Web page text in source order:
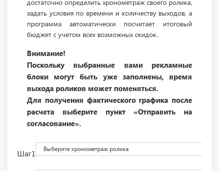
достаточно определить хронометраж своего ролика,
задать условия по времени и количеству выходов, а
программа автоматически посчитает итоговый
бюджет с учетом всех возможных скидок.
Внимание!
Поскольку выбранные вами рекламные
блоки могут быть уже заполнены, время
выхода роликов может поменяться.
Для получения фактического графика после
расчета выберите пункт «Отправить на
согласование».
Шаг1 Выберите хронометраж ролика